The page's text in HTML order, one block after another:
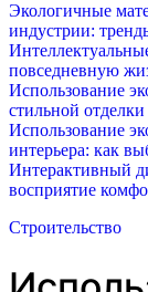
Экологичные
индустрии:
повседневную
Использование
стильной отделки
Использование
интерьера: как
Интерактивный
восприятие
Строительство